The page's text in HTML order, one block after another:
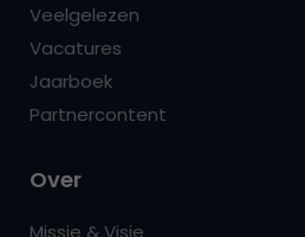
Veelgelezen
Vacatures
Jaarboek
Partnercontent
Over
Missie & Visie